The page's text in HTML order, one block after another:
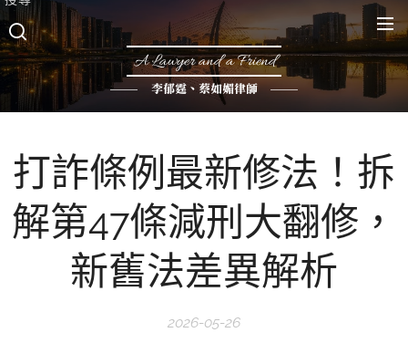
A Lawyer and a Friend
李郁霆、蔡如媚律師
打詐條例最新修法！拆
解第47條減刑大翻修，
新舊法差異解析
2026-05-26